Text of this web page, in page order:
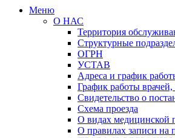
Меню
О НАС
Территория
Структурные
ОГРН
УСТАВ
Адреса и график
График работы
Свидетельство о
Схема проезда
О видах медицинской
О правилах записи на